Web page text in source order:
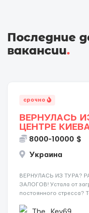
Последние
вакансии.
срочно
ВЕРНУЛАСЬ
ЦЕНТРЕ
8000-10000 $
Украина
ВЕРНУЛАСЬ ИЗ ТУРА?
ЗАЛОГОВ! Устала от
постоянного стресса?
самом центре Киева